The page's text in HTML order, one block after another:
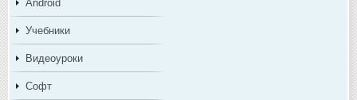
Android
Учебники
Видеоуроки
Софт